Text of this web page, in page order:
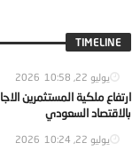
TIMELINE
يوليو 22, 2026 10:58
ارتفاع ملكية المستثمرين
بالاقتصاد السعودي
يوليو 22, 2026 10:24